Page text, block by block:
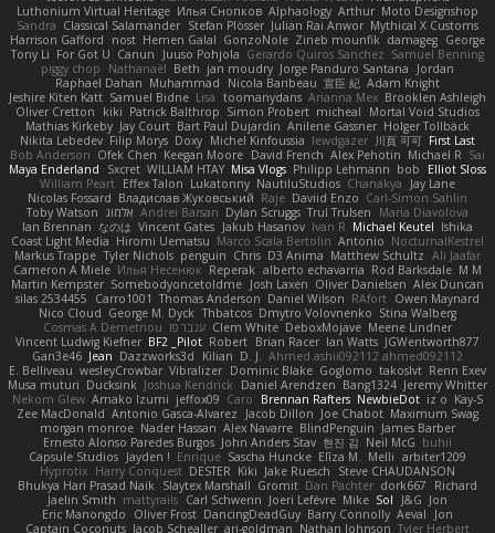
Luthonium Virtual Heritage Илья Снопков Alphaology Arthur Moto Designshop
Sandra Classical Salamander Stefan Plösser Julian Rai Anwor Mythical X Customs
Harrison Gafford
nost Hemen Galal GonzoNole Zineb mounfik damageg George
Tony Li For Got U Canun Juuso Pohjola Gerardo Quiros Sanchez Samuel Benning
piggy chop
Nathanaël Beth jan moudry Jorge Panduro Santana
Jordan
Raphael Dahan Muhammad Nicola Baribeau 宣臣 紀 Adam Knight
Jeshire Kiten Katt Samuel Bidne Lisa toomanydans Arianna Mex Brooklen Ashleigh
Oliver Cretton
kiki Patrick Balthrop Simon Probert micheal
Mortal Void Studios
Mathias Kirkeby Jay Court Bart Paul Dujardin Anilene Gassner Holger Tollbäck
Nikita Lebedev Filip Morys Doxy Michel Kinfoussia lewdgazer 川頁 可可 First Last
Bob Anderson Ofek Chen Keegan Moore David French Alex Pehotin Michael R Sai
Maya Enderland
Sxcret WILLIAM HTAY Misa Vlogs Philipp Lehmann bob
Elliot Sloss
William Peart Effex Talon Lukatonny NautiluStudios Chanakya
Jay Lane
Nicolas Fossard Владислав Жуковський Raje Daviid Enzo Carl-Simon Sahlin
Toby Watson אלמוג Andrei Barsan Dylan Scruggs Trul Trulsen
Maria Diavolova
Ian Brennan なのは Vincent Gates Jakub Hasanov Ivan R Michael Keutel Ishika
Coast Light Media Hiromi Uematsu Marco Scala Bertolin Antonio NocturnalKestrel
Markus Trappe Tyler Nichols penguin Chris D3 Anima Matthew Schultz Ali Jaafar
Cameron A Miele Илья Несенюк Reperak alberto echavarria Rod Barksdale M M
Martin Kempster Somebodyoncetoldme Josh Laxen Oliver Danielsen Alex Duncan
silas 2534455
Carro1001 Thomas Anderson Daniel Wilson RAfort Owen Maynard
Nico Cloud George M. Dyck Thbatcos Dmytro Volovnenko Stina Walberg
Cosmas A Demetriou ענבר פז Clem White DeboxMojave Meene Lindner
Vincent Ludwig Kiefner BF2 _Pilot Robert Brian Racer Ian Watts JGWentworth877
Gan3e46 Jean Dazzworks3d Kilian D. J. Ahmed.ashii092112 ahmed092112
E. Belliveau wesleyCrowbar Vibralizer Dominic Blake Goglomo takoslvt Renn Exev
Musa muturi Ducksink Joshua Kendrick Daniel Arendzen Bang1324 Jeremy Whitter
Nekom Glew Amako Izumi jeffox09 Caro Brennan Rafters NewbieDot iz o Kay-S
Zee MacDonald Antonio Gasca-Alvarez Jacob Dillon Joe Chabot Maximum Swag
morgan monroe Nader Hassan Alex Navarre BlindPenguin James Barber
Ernesto Alonso Paredes Burgos John Anders Stav 현진 김 Neil McG buhii
Capsule Studios Jayden ! Enrique Sascha Huncke Elīza M. Melli arbiter1209
Hyprotix Harry Conquest DESTER Kiki Jake Ruesch
Steve CHAUDANSON
Bhukya Hari Prasad Naik Slaytex Marshall Gromit Dan Pachter dork667
Richard
Jaelin Smith mattyrails Carl Schwerin Joeri Lefévre Mike Sol J&G Jon
Eric Manongdo
Oliver Frost DancingDeadGuy Barry Connolly Aeval
Jon
Captain Coconuts Jacob Schealler ari-goldman Nathan Johnson Tyler Herbert